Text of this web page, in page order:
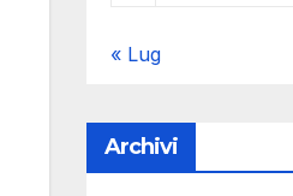
« Lug
Archivi